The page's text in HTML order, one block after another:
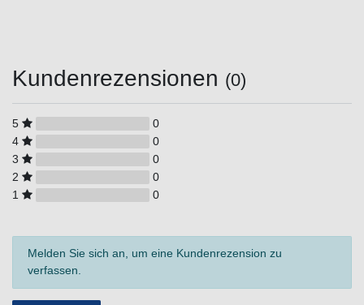
Kundenrezensionen (0)
5
0
4
0
3
0
2
0
1
0
Melden Sie sich an, um eine Kundenrezension zu
verfassen.